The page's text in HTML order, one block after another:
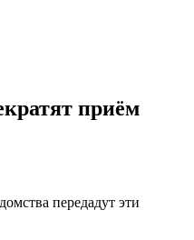
приём
передадут эти